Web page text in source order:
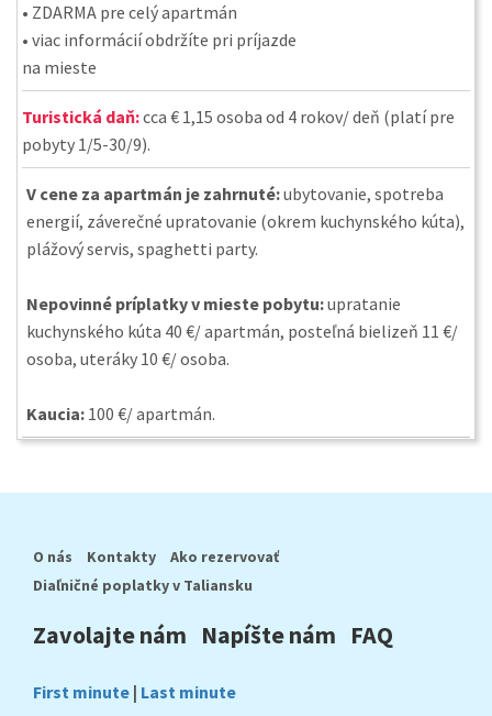
• ZDARMA pre celý apartmán
• viac informácií obdržíte pri príjazde
na mieste
Turistická daň:cca € 1,15 osoba od 4 rokov/ deň (platí pre
pobyty 1/5-30/9).
V cene za apartmán je zahrnuté:ubytovanie, spotreba
energií, záverečné upratovanie (okrem kuchynského kúta),
plážový servis, spaghetti party.
Nepovinné príplatky v mieste pobytu:upratanie
kuchynského kúta 40 €/ apartmán, posteľná bielizeň 11 €/
osoba, uteráky 10 €/ osoba.
Kaucia: 100 €/ apartmán.
O nás Kontakty
Ako rezervovať
Diaľničné poplatky v Taliansku
Zavolajte nám Napíšte nám FAQ
First minute | Last minute